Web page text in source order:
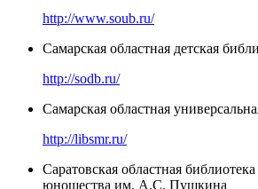
http://www.soub.ru/
Самарская областная детская
http://sodb.ru/
Самарская областная
http://libsmr.ru/
Саратовская областная
юношества им. А.С. Пушкина